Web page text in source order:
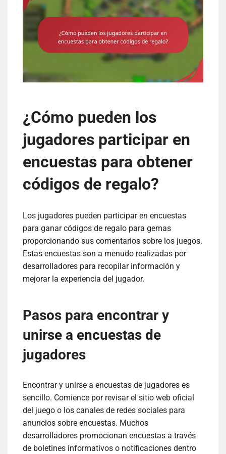
¿Cómo pueden los
jugadores participar en
encuestas para obtener
códigos de regalo?
Los jugadores pueden participar en encuestas
para ganar códigos de regalo para gemas
proporcionando sus comentarios sobre los juegos.
Estas encuestas son a menudo realizadas por
desarrolladores para recopilar información y
mejorar la experiencia del jugador.
Pasos para encontrar y
unirse a encuestas de
jugadores
Encontrar y unirse a encuestas de jugadores es
sencillo. Comience por revisar el sitio web oficial
del juego o los canales de redes sociales para
anuncios sobre encuestas. Muchos
desarrolladores promocionan encuestas a través
de boletines informativos o notificaciones dentro